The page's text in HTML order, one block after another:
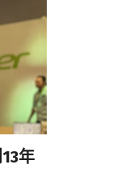
年